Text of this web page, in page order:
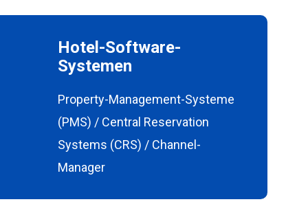
Hotel-Software-
Systemen
Property-Management-Systeme
(PMS) / Central Reservation
Systems (CRS) / Channel-
Manager